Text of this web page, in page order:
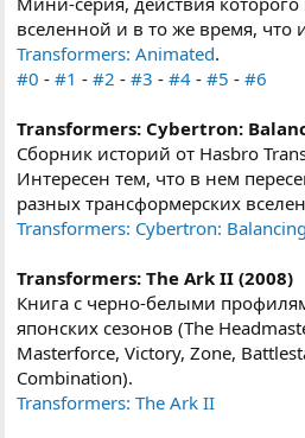
вселенной и в то же время, что
Transformers: Animated.
#0 -#1 -#2 -#3 -#4 -#5 -#6
Transformers: Cybertron:
Сборник историй от Hasbro
Интересен тем, что в нем
разных трансформерских
Transformers: Cybertron:
Transformers: The Ark II (2008)
Книга с черно-белыми
японских сезонов (The
Masterforce, Victory, Zone,
Combination).
Transformers: The Ark II